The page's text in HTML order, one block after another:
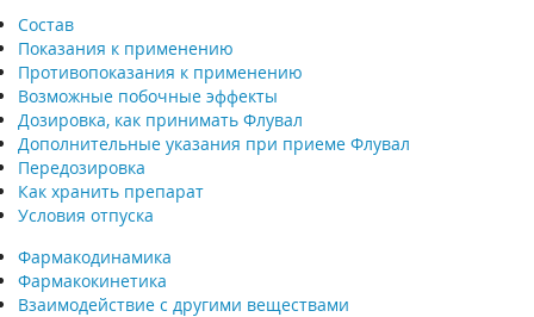
Состав
Показания к применению
Противопоказания к применению
Возможные побочные эффекты
Дозировка, как принимать Флувал
Дополнительные указания при приеме Флувал
Передозировка
Как хранить препарат
Условия отпуска
Фармакодинамика
Фармакокинетика
Взаимодействие с другими веществами